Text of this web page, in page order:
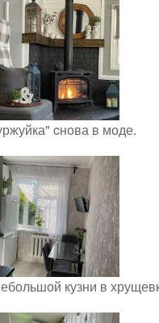
cнова в моде.
кузни в